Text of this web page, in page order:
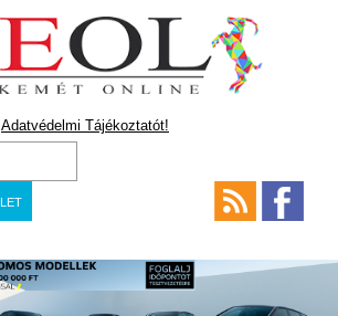
Adatvédelmi Tájékoztatót!